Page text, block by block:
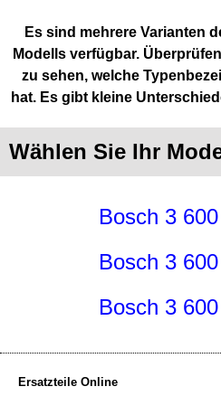
Es sind mehrere Varianten
Modells verfügbar.
zu sehen, welche
hat. Es gibt kleine
Wählen Sie Ihr
Bosch 3
Bosch 3
Bosch 3
Ersatzteile Online